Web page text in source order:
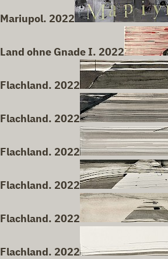
Mariupol. 2022
Land ohne Gnade I. 2022
Flachland. 2022
Flachland. 2022
Flachland. 2022
Flachland. 2022
Flachland. 2022
Flachland. 2022